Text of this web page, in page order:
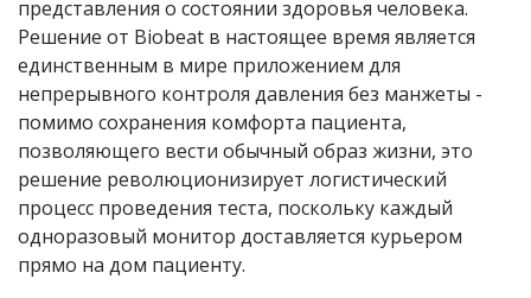
представления о состоянии здоровья человека.
Решение от Biobeat в настоящее время является
единственным в мире приложением для
непрерывного контроля давления без манжеты -
помимо сохранения комфорта пациента,
позволяющего вести обычный образ жизни, это
решение революционизирует логистический
процесс проведения теста, поскольку каждый
одноразовый монитор доставляется курьером
прямо на дом пациенту.